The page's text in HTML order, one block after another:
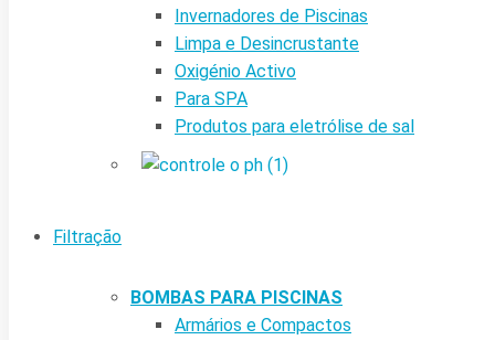
Invernadores de Piscinas
Limpa e Desincrustante
Oxigénio Activo
Para SPA
Produtos para eletrólise de sal
Filtração
BOMBAS PARA PISCINAS
Armários e Compactos